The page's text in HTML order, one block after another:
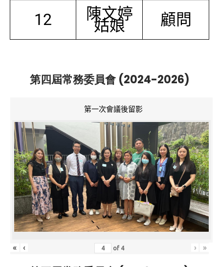
12 陳文婷
姑娘 顧問
第四屆常務委員會 (2024-2026)
第一次會議後留影
« ‹ of 4 › »